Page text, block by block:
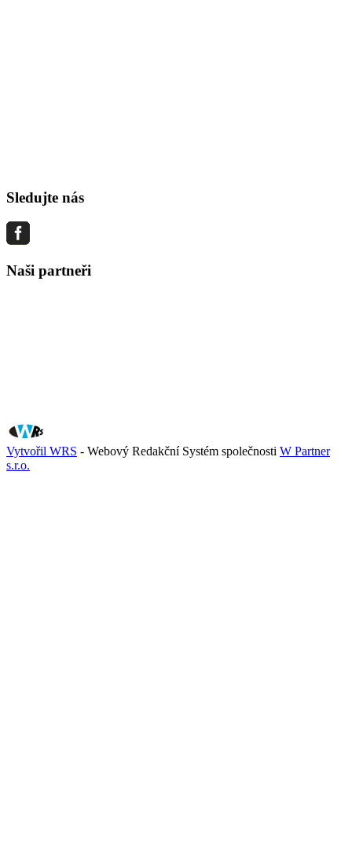
Sledujte nás
Naši partneři
Vytvořil WRS - Webový Redakční Systém společnosti W Partner
s.r.o.